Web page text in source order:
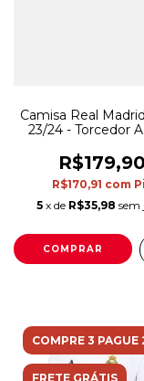
Camisa Real
23/24 - Torcedor
R$179,90
R$170,91 com
5 x de R$35,98 sem
COMPRAR
COMPRE 3 PAGUE
FRETE GRÁTIS